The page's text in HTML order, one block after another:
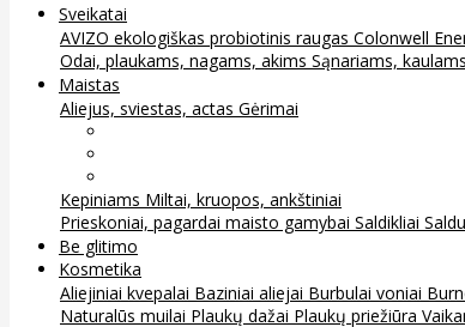
Sveikatai
AVIZO ekologiškas probiotinis raugas Colonwell
Odai, plaukams, nagams, akims Sąnariams,
Maistas
Aliejus, sviestas, actas Gėrimai
Kepiniams Miltai, kruopos, ankštiniai
Prieskoniai, pagardai maisto gamybai Saldikliai
Be glitimo
Kosmetika
Aliejiniai kvepalai Baziniai aliejai Burbulai voniai
Naturalūs muilai Plaukų dažai Plaukų priežiūra